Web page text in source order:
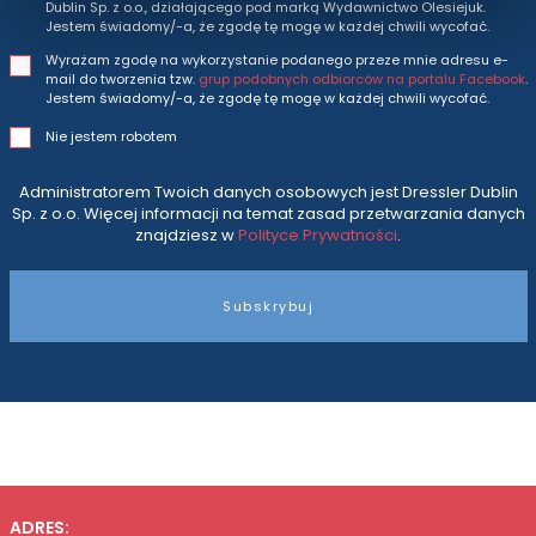
Dublin Sp. z o.o., działającego pod marką Wydawnictwo Olesiejuk.
Jestem świadomy/-a, że zgodę tę mogę w każdej chwili wycofać.
Wyrażam zgodę na wykorzystanie podanego przeze mnie adresu e-
mail do tworzenia tzw. grup podobnych odbiorców na portalu Facebook.
Jestem świadomy/-a, że zgodę tę mogę w każdej chwili wycofać.
Nie jestem robotem
Administratorem Twoich danych osobowych jest Dressler Dublin
Sp. z o.o. Więcej informacji na temat zasad przetwarzania danych
znajdziesz wPolityce Prywatności.
Subskrybuj
ADRES: